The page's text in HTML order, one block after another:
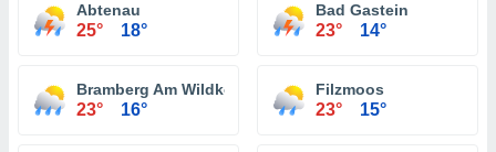
Abtenau
25° 18°
Bad Gastein
23° 14°
Bramberg Am Wildkogel
23° 16°
Filzmoos
23° 15°